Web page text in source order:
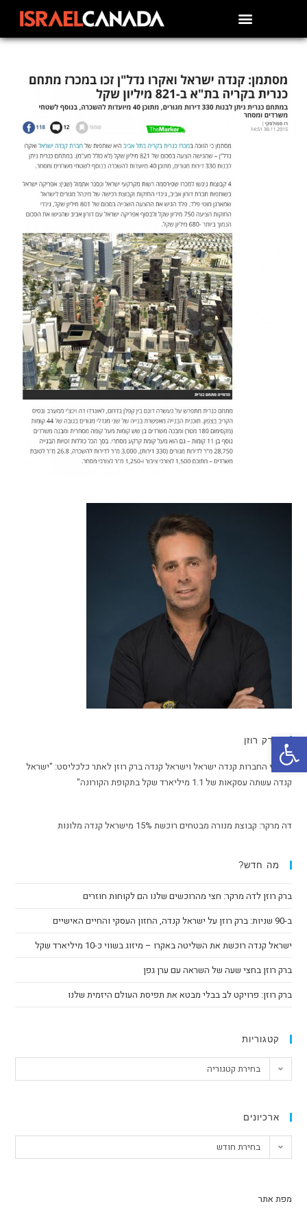
פתח סרגל נגישות
ברק רוזן
מבעלי החברות קנדה ישראל וישראל קנדה ברק רוזן לאתר כלכליסט: "ישראל
קנדה עשתה עסקאות של 1.1 מיליארד שקל בתקופת הקורונה"
דה מרקר: קבוצת מנורה מבטחים רוכשת 15% מישראל קנדה מלונות
מה חדש?
ברק רוזן לדה מרקר: חצי מהרוכשים שלנו הם לקוחות חוזרים
ב-90 שניות: ברק רוזן על ישראל קנדה, החזון העסקי והחיים האישיים
ישראל קנדה רוכשת את השליטה באקרו – מיזוג בשווי כ-10 מיליארד שקל
ברק רוזן בחצי שעה של השראה עם ערן גפן
ברק רוזן: פרויקט לב בבלי מבטא את תפיסת העולם היזמית שלנו
קטגוריות
בחירת קטגוריה
ארכיונים
בחירת חודש
מפת אתר